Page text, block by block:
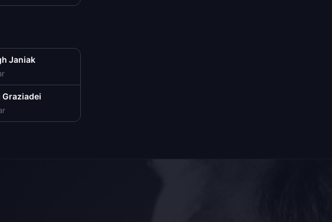
Janiak
Graziadei